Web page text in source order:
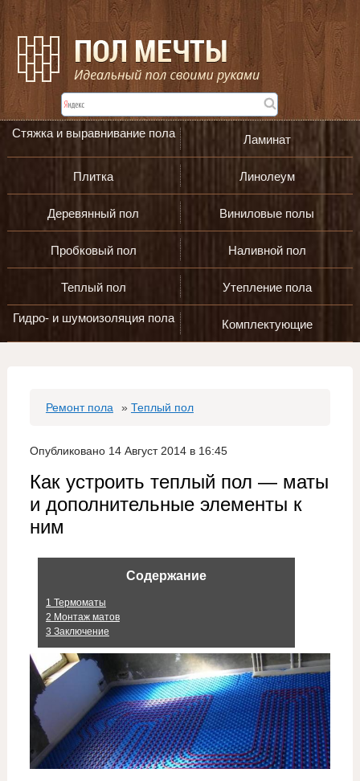
Стяжка и выравнивание пола Ламинат
Плитка Линолеум
Деревянный пол Виниловые полы
Пробковый пол Наливной пол
Теплый пол Утепление пола
Гидро- и шумоизоляция пола Комплектующие
Ремонт пола » Теплый пол
Опубликовано 14 Август 2014 в 16:45
Как устроить теплый пол — маты
и дополнительные элементы к
ним
Содержание
1 Термоматы
2 Монтаж матов
3 Заключение